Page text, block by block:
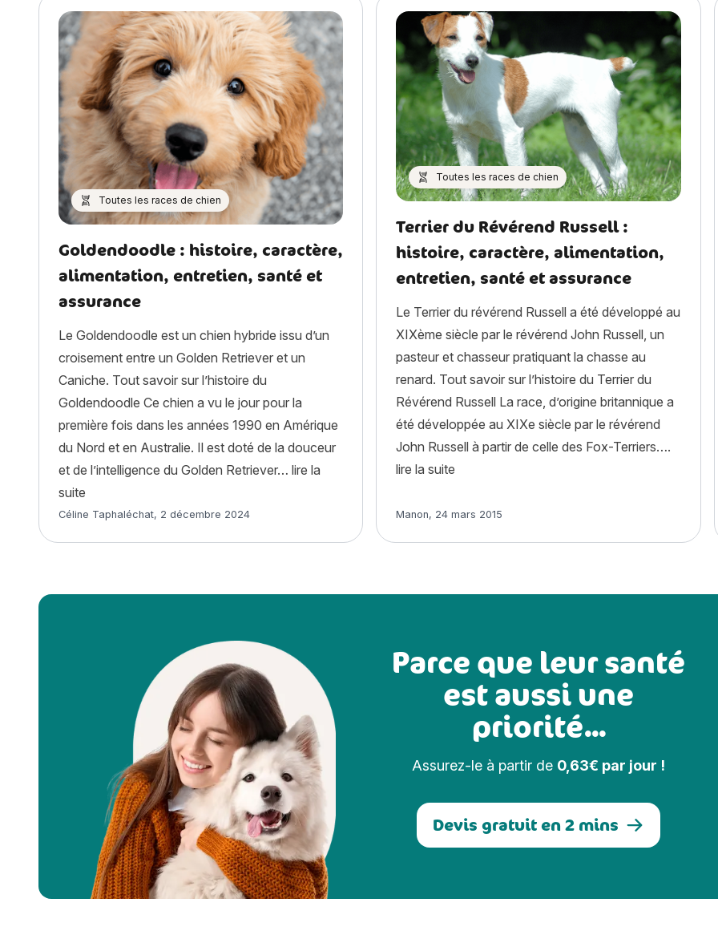
Toutes les races de chien
Goldendoodle : histoire, caractère,
alimentation, entretien, santé et
assurance
Le Goldendoodle est un chien hybride issu d’un
croisement entre un Golden Retriever et un
Caniche. Tout savoir sur l’histoire du
Goldendoodle Ce chien a vu le jour pour la
première fois dans les années 1990 en Amérique
du Nord et en Australie. Il est doté de la douceur
et de l’intelligence du Golden Retriever… lire la
suite
Article rédigé par
Céline Taphaléchat, 2 décembre 2024
Toutes les races de chien
Terrier du Révérend Russell :
histoire, caractère, alimentation,
entretien, santé et assurance
Le Terrier du révérend Russell a été développé au
XIXème siècle par le révérend John Russell, un
pasteur et chasseur pratiquant la chasse au
renard. Tout savoir sur l’histoire du Terrier du
Révérend Russell La race, d’origine britannique a
été développée au XIXe siècle par le révérend
John Russell à partir de celle des Fox-Terriers….
lire la suite « Terrier du Révérend Russell : histoire,
Article rédigé par
Manon, 24 mars 2015
Parce que leur santé
est aussi une
priorité...
Assurez-le à partir de 0,63€ par jour !
Devis gratuit en 2 mins